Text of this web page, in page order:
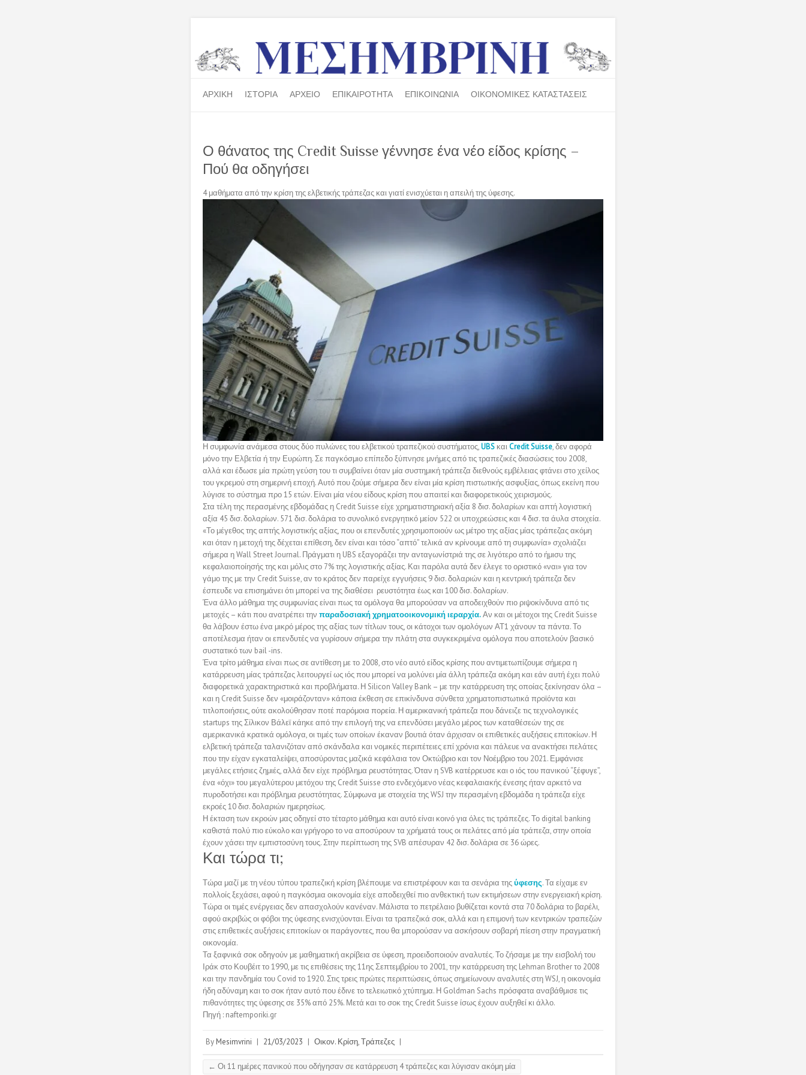
ΑΡΧΙΚΗ ΙΣΤΟΡΙΑ ΑΡΧΕΙΟ ΕΠΙΚΑΙΡΟΤΗΤΑ ΕΠΙΚΟΙΝΩΝΙΑ ΟΙΚΟΝΟΜΙΚΕΣ ΚΑΤΑΣΤΑΣΕΙΣ
Ο θάνατος της Credit Suisse γέννησε ένα νέο είδος κρίσης –
Πού θα οδηγήσει
4 μαθήματα από την κρίση της ελβετικής τράπεζας και γιατί ενισχύεται η απειλή της ύφεσης.
Η συμφωνία ανάμεσα στους δύο πυλώνες του ελβετικού τραπεζικού συστήματος,UBS καιCredit Suisse, δεν αφορά
μόνο την Ελβετία ή την Ευρώπη. Σε παγκόσμιο επίπεδο ξύπνησε μνήμες από τις τραπεζικές διασώσεις του 2008,
αλλά και έδωσε μία πρώτη γεύση του τι συμβαίνει όταν μία συστημική τράπεζα διεθνούς εμβέλειας φτάνει στο χείλος
του γκρεμού στη σημερινή εποχή. Αυτό που ζούμε σήμερα δεν είναι μία κρίση πιστωτικής ασφυξίας, όπως εκείνη που
λύγισε το σύστημα προ 15 ετών. Είναι μία νέου είδους κρίση που απαιτεί και διαφορετικούς χειρισμούς.
Στα τέλη της περασμένης εβδομάδας η Credit Suisse είχε χρηματιστηριακή αξία 8 δισ. δολαρίων και απτή λογιστική
αξία 45 δισ. δολαρίων. 571 δισ. δολάρια το συνολικό ενεργητικό μείον 522 οι υποχρεώσεις και 4 δισ. τα άυλα στοιχεία.
«Το μέγεθος της απτής λογιστικής αξίας, που οι επενδυτές χρησιμοποιούν ως μέτρο της αξίας μίας τράπεζας ακόμη
και όταν η μετοχή της δέχεται επίθεση, δεν είναι και τόσο “απτό” τελικά αν κρίνουμε από τη συμφωνία» σχολιάζει
σήμερα η Wall Street Journal. Πράγματι η UBS εξαγοράζει την ανταγωνίστριά της σε λιγότερο από το ήμισυ της
κεφαλαιοποίησής της και μόλις στο 7% της λογιστικής αξίας. Και παρόλα αυτά δεν έλεγε το οριστικό «ναι» για τον
γάμο της με την Credit Suisse, αν το κράτος δεν παρείχε εγγυήσεις 9 δισ. δολαριών και η κεντρική τράπεζα δεν
έσπευδε να επισημάνει ότι μπορεί να της διαθέσει ρευστότητα έως και 100 δισ. δολαρίων.
Ένα άλλο μάθημα της συμφωνίας είναι πως τα ομόλογα θα μπορούσαν να αποδειχθούν πιο ριψοκίνδυνα από τις
μετοχές – κάτι που ανατρέπει την παραδοσιακή χρηματοοικονομική ιεραρχία.Αν και οι μέτοχοι της Credit Suisse
θα λάβουν έστω ένα μικρό μέρος της αξίας των τίτλων τους, οι κάτοχοι των ομολόγων ΑΤ1 χάνουν τα πάντα. Το
αποτέλεσμα ήταν οι επενδυτές να γυρίσουν σήμερα την πλάτη στα συγκεκριμένα ομόλογα που αποτελούν βασικό
συστατικό των bail -ins.
Ένα τρίτο μάθημα είναι πως σε αντίθεση με το 2008, στο νέο αυτό είδος κρίσης που αντιμετωπίζουμε σήμερα η
κατάρρευση μίας τράπεζας λειτουργεί ως ιός που μπορεί να μολύνει μία άλλη τράπεζα ακόμη και εάν αυτή έχει πολύ
διαφορετικά χαρακτηριστικά και προβλήματα. Η Silicon Valley Bank – με την κατάρρευση της οποίας ξεκίνησαν όλα –
και η Credit Suisse δεν «μοιράζονταν» κάποια έκθεση σε επικίνδυνα σύνθετα χρηματοπιστωτικά προϊόντα και
τιτλοποιήσεις, ούτε ακολούθησαν ποτέ παρόμοια πορεία. Η αμερικανική τράπεζα που δάνειζε τις τεχνολογικές
startups της Σίλικον Βάλεϊ κάηκε από την επιλογή της να επενδύσει μεγάλο μέρος των καταθέσεών της σε
αμερικανικά κρατικά ομόλογα, οι τιμές των οποίων έκαναν βουτιά όταν άρχισαν οι επιθετικές αυξήσεις επιτοκίων. Η
ελβετική τράπεζα ταλανιζόταν από σκάνδαλα και νομικές περιπέτειες επί χρόνια και πάλευε να ανακτήσει πελάτες
που την είχαν εγκαταλείψει, αποσύροντας μαζικά κεφάλαια τον Οκτώβριο και τον Νοέμβριο του 2021. Εμφάνισε
μεγάλες ετήσιες ζημιές, αλλά δεν είχε πρόβλημα ρευστότητας. Όταν η SVB κατέρρευσε και ο ιός του πανικού “ξέφυγε”,
ένα «όχι» του μεγαλύτερου μετόχου της Credit Suisse στο ενδεχόμενο νέας κεφαλαιακής ένεσης ήταν αρκετό να
πυροδοτήσει και πρόβλημα ρευστότητας. Σύμφωνα με στοιχεία της WSJ την περασμένη εβδομάδα η τράπεζα είχε
εκροές 10 δισ. δολαριών ημερησίως.
Η έκταση των εκροών μας οδηγεί στο τέταρτο μάθημα και αυτό είναι κοινό για όλες τις τράπεζες. Το digital banking
καθιστά πολύ πιο εύκολο και γρήγορο το να αποσύρουν τα χρήματά τους οι πελάτες από μία τράπεζα, στην οποία
έχουν χάσει την εμπιστοσύνη τους. Στην περίπτωση της SVB απέσυραν 42 δισ. δολάρια σε 36 ώρες.
Και τώρα τι;
Τώρα μαζί με τη νέου τύπου τραπεζική κρίση βλέπουμε να επιστρέφουν και τα σενάρια τηςύφεσης. Τα είχαμε εν
πολλοίς ξεχάσει, αφού η παγκόσμια οικονομία είχε αποδειχθεί πιο ανθεκτική των εκτιμήσεων στην ενεργειακή κρίση.
Τώρα οι τιμές ενέργειας δεν απασχολούν κανέναν. Μάλιστα το πετρέλαιο βυθίζεται κοντά στα 70 δολάρια το βαρέλι,
αφού ακριβώς οι φόβοι της ύφεσης ενισχύονται. Είναι τα τραπεζικά σοκ, αλλά και η επιμονή των κεντρικών τραπεζών
στις επιθετικές αυξήσεις επιτοκίων οι παράγοντες, που θα μπορούσαν να ασκήσουν σοβαρή πίεση στην πραγματική
οικονομία.
Τα ξαφνικά σοκ οδηγούν με μαθηματική ακρίβεια σε ύφεση, προειδοποιούν αναλυτές. Το ζήσαμε με την εισβολή του
Ιράκ στο Κουβέιτ το 1990, με τις επιθέσεις της 11ης Σεπτεμβρίου το 2001, την κατάρρευση της Lehman Brother το 2008
και την πανδημία του Covid το 1920. Στις τρεις πρώτες περιπτώσεις, όπως σημείωνουν αναλυτές στη WSJ, η οικονομία
ήδη αδύναμη και το σοκ ήταν αυτό που έδινε το τελειωτικό χτύπημα. Η Goldman Sachs πρόσφατα αναβάθμισε τις
πιθανότητες της ύφεσης σε 35% από 25%. Μετά και το σοκ της Credit Suisse ίσως έχουν αυξηθεί κι άλλο.
Πηγή : naftemporiki.gr
By Mesimvrini | 21/03/2023 | Οικον. Κρίση,Τράπεζες |
← Οι 11 ημέρες πανικού που οδήγησαν σε κατάρρευση 4 τράπεζες και λύγισαν ακόμη μία